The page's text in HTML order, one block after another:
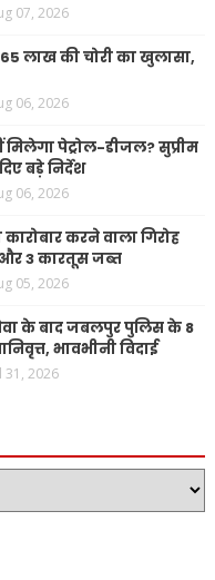
07, 2026
लाख की चोरी का खुलासा,
06, 2026
मिलेगा पेट्रोल-डीजल? सुप्रीम
बड़े निर्देश
06, 2026
करने वाला गिरोह
और 3 कारतूस जब्त
05, 2026
के बाद जबलपुर पुलिस के 8
भावभीनी विदाई
31, 2026